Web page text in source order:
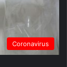
Coronavirus